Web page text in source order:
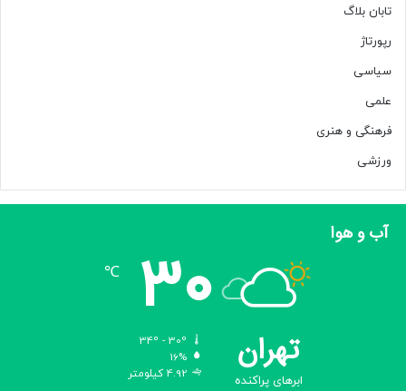
تابان بلاگ
رپورتاژ
سیاسی
علمی
فرهنگی و هنری
ورزشی
آب و هوا
تهران
ابرهای پراکنده
30
℃
16%
4.92 کیلومتر